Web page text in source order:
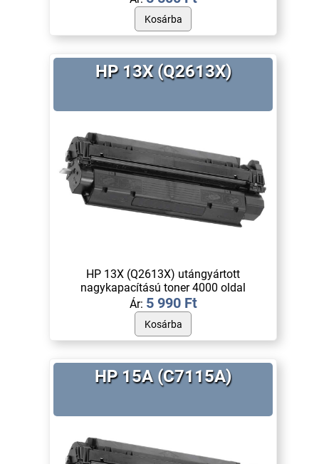
HP 13X (Q2613X)
HP 13X (Q2613X) utángyártott
nagykapacítású toner 4000 oldal
Ár: 5 990 Ft
HP 15A (C7115A)